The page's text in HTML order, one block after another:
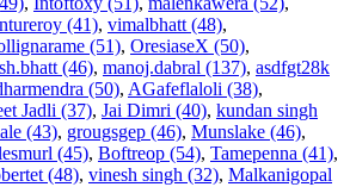
(41), vimalbhatt (48),
(51), OresiaseX (50),
(46), manoj.dabral (137), asdfgt28k
(50), AGafeflaloli (38),
Jadli (37), Jai Dimri (40), kundan singh
(43), grougsgep (46), Munslake (46),
(45), Boftreop (54), Tamepenna (41),
(48), vinesh singh (32), Malkanigopal